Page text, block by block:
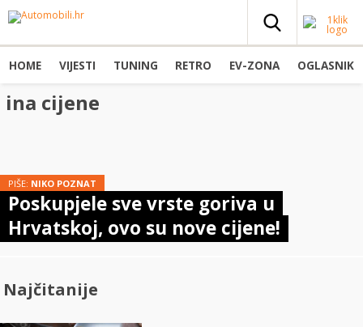
HOME VIJESTI TUNING RETRO EV-ZONA OGLASNIK
ina cijene
PIŠE: NIKO POZNAT
Poskupjele sve vrste goriva u
Hrvatskoj, ovo su nove cijene!
Najčitanije